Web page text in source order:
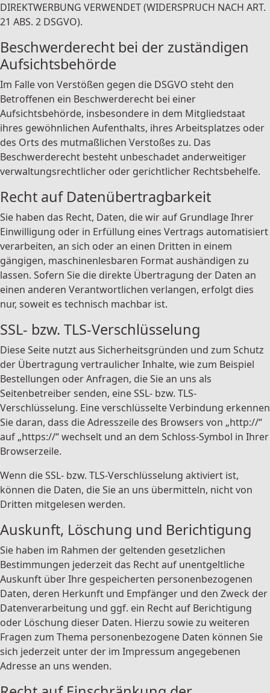
DIREKTWERBUNG VERWENDET (WIDERSPRUCH NACH ART.
21 ABS. 2 DSGVO).
Beschwerderecht bei der zuständigen
Aufsichtsbehörde
Im Falle von Verstößen gegen die DSGVO steht den
Betroffenen ein Beschwerderecht bei einer
Aufsichtsbehörde, insbesondere in dem Mitgliedstaat
ihres gewöhnlichen Aufenthalts, ihres Arbeitsplatzes oder
des Orts des mutmaßlichen Verstoßes zu. Das
Beschwerderecht besteht unbeschadet anderweitiger
verwaltungsrechtlicher oder gerichtlicher Rechtsbehelfe.
Recht auf Datenübertragbarkeit
Sie haben das Recht, Daten, die wir auf Grundlage Ihrer
Einwilligung oder in Erfüllung eines Vertrags automatisiert
verarbeiten, an sich oder an einen Dritten in einem
gängigen, maschinenlesbaren Format aushändigen zu
lassen. Sofern Sie die direkte Übertragung der Daten an
einen anderen Verantwortlichen verlangen, erfolgt dies
nur, soweit es technisch machbar ist.
SSL- bzw. TLS-Verschlüsselung
Diese Seite nutzt aus Sicherheitsgründen und zum Schutz
der Übertragung vertraulicher Inhalte, wie zum Beispiel
Bestellungen oder Anfragen, die Sie an uns als
Seitenbetreiber senden, eine SSL- bzw. TLS-
Verschlüsselung. Eine verschlüsselte Verbindung erkennen
Sie daran, dass die Adresszeile des Browsers von „http://“
auf „https://“ wechselt und an dem Schloss-Symbol in Ihrer
Browserzeile.
Wenn die SSL- bzw. TLS-Verschlüsselung aktiviert ist,
können die Daten, die Sie an uns übermitteln, nicht von
Dritten mitgelesen werden.
Auskunft, Löschung und Berichtigung
Sie haben im Rahmen der geltenden gesetzlichen
Bestimmungen jederzeit das Recht auf unentgeltliche
Auskunft über Ihre gespeicherten personenbezogenen
Daten, deren Herkunft und Empfänger und den Zweck der
Datenverarbeitung und ggf. ein Recht auf Berichtigung
oder Löschung dieser Daten. Hierzu sowie zu weiteren
Fragen zum Thema personenbezogene Daten können Sie
sich jederzeit unter der im Impressum angegebenen
Adresse an uns wenden.